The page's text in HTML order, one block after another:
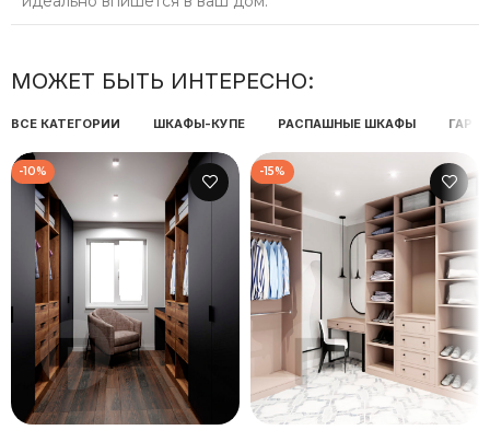
МОЖЕТ БЫТЬ ИНТЕРЕСНО:
ВСЕ КАТЕГОРИИ ШКАФЫ-КУПЕ РАСПАШНЫЕ ШКАФЫ
-10% -15%